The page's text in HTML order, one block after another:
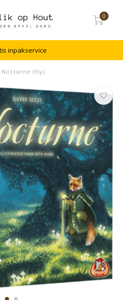
0
inpakservice
Nocturne (fly)